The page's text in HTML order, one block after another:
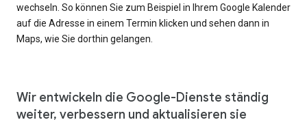
wechseln. So können Sie zum Beispiel in Ihrem Google Kalender
auf die Adresse in einem Termin klicken und sehen dann in
Maps, wie Sie dorthin gelangen.
Wir entwickeln die Google-Dienste ständig
weiter, verbessern und aktualisieren sie